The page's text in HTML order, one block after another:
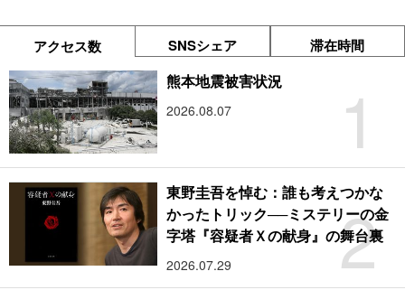
アクセス数 SNSシェア 滞在時間
1
熊本地震被害状況
2026.08.07
2
東野圭吾を悼む：誰も考えつかな
かったトリック──ミステリーの金
字塔『容疑者Ｘの献身』の舞台裏
2026.07.29